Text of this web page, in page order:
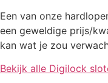
Een van onze
een geweldige prijs/
kan wat je zou
Bekijk alle Digilock